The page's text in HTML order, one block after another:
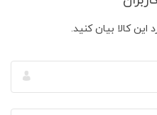
این کالا بیان کنید.